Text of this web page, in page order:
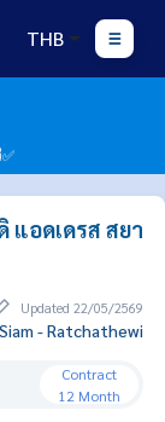
THB
แอดเดรส สยา
Updated 22/05/2569
- Ratchathewi
Contract
12 Month